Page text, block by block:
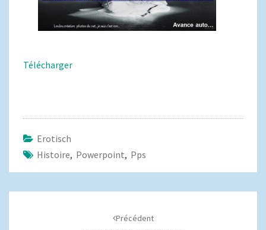
Télécharger
Erotisch
Histoire, Powerpoint, Pps
Précédent